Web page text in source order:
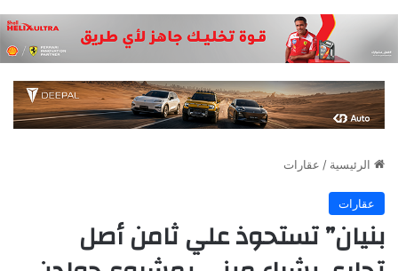
الرئيسية / عقارات
عقارات
بنيان” تستحوذ علي ثامن أصل